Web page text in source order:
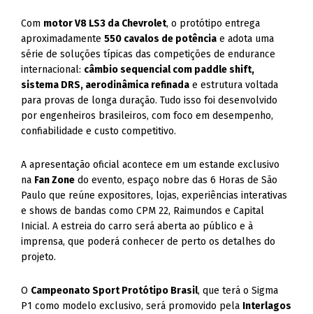
Com motor V8 LS3 da Chevrolet, o protótipo entrega
aproximadamente550 cavalos de potência e adota uma
série de soluções típicas das competições de endurance
internacional: câmbio sequencial com paddle shift,
sistema DRS, aerodinâmica refinada e estrutura voltada
para provas de longa duração. Tudo isso foi desenvolvido
por engenheiros brasileiros, com foco em desempenho,
confiabilidade e custo competitivo.
A apresentação oficial acontece em um estande exclusivo
na Fan Zone do evento, espaço nobre das 6 Horas de São
Paulo que reúne expositores, lojas, experiências interativas
e shows de bandas como CPM 22, Raimundos e Capital
Inicial. A estreia do carro será aberta ao público e à
imprensa, que poderá conhecer de perto os detalhes do
projeto.
O Campeonato Sport Protótipo Brasil, que terá o Sigma
P1 como modelo exclusivo, será promovido pela Interlagos